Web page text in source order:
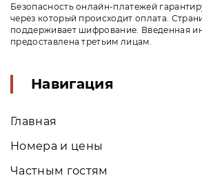
Безопасность онлайн-платежей
через который происходит оплата.
поддерживает шифрование. Введенная
предоставлена третьим лицам.
Навигация
Главная
Номера и цены
Частным гостям